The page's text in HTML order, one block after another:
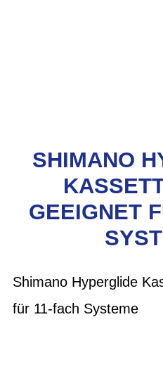
SHIMANO
GEEIGNET
Shimano Hyperglide
für 11-fach Systeme